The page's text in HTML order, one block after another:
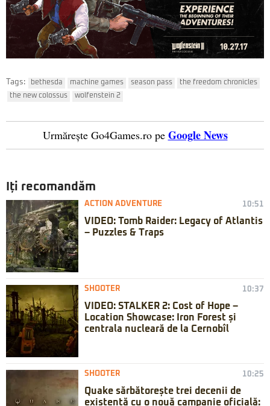
Tags: bethesda machine games season pass
the freedom chronicles
the new colossus
wolfenstein 2
Urmărește Go4Games.ro pe Google News
Iți recomandăm
ACTION ADVENTURE 10:51
VIDEO: Tomb Raider: Legacy of Atlantis
– Puzzles & Traps
SHOOTER 10:37
VIDEO: STALKER 2: Cost of Hope –
Location Showcase: Iron Forest și
centrala nucleară de la Cernobîl
SHOOTER 10:25
Quake sărbătorește trei decenii de
existență cu o nouă campanie oficială: